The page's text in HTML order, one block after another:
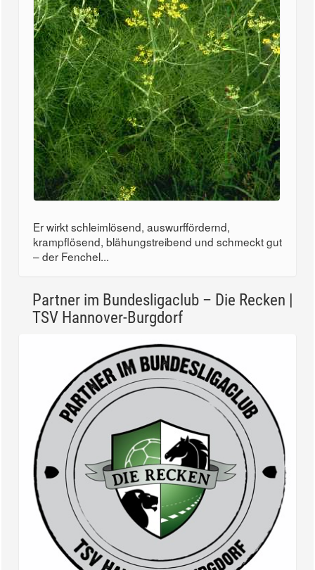
Er wirkt schleimlösend, auswurffördernd,
krampflösend, blähungstreibend und schmeckt gut
– der Fenchel...
Partner im Bundesligaclub – Die Recken |
TSV Hannover-Burgdorf